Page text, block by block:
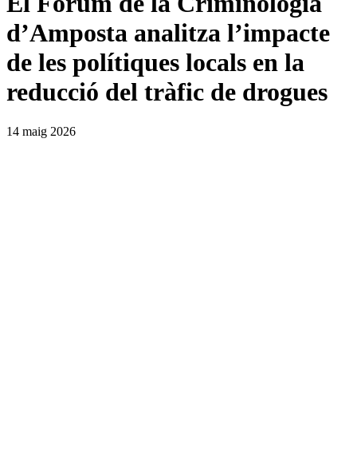
d’Amposta analitza l’impacte
de les polítiques locals en la
reducció del tràfic de drogues
14 maig 2026